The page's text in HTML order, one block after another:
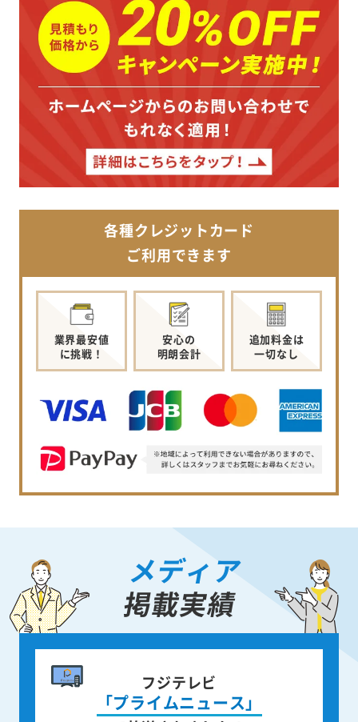
各種クレジットカード
ご利用できます
業界最安値
に挑戦！
安心の
明朗会計
追加料金は
一切なし
メディア
掲載実績
書籍出版
身近な人が
亡くなった後の遺品整理